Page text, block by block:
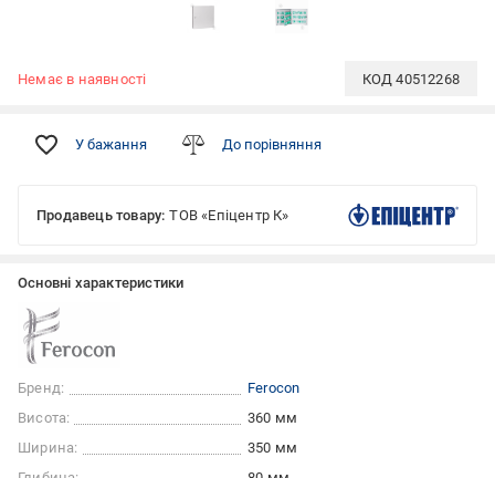
Немає в наявності КОД40512268
У бажання До порівняння
Продавець товару: ТОВ «Епіцентр К»
Основні характеристики
Бренд:
Ferocon
Висота:
360 мм
Ширина:
350 мм